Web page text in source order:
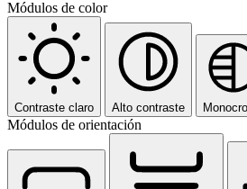
Módulos de color
Contraste claro Alto contraste
Módulos de orientación